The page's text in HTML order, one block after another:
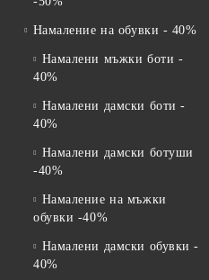
Намаление на обувки - 40%
Намалени мъжки боти -
40%
Намалени дамски боти -
40%
Намалени дамски ботуши
-40%
Намаление на мъжки
обувки -40%
Намалени дамски обувки -
40%